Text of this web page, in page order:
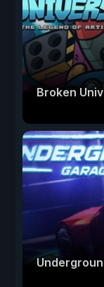
Broken